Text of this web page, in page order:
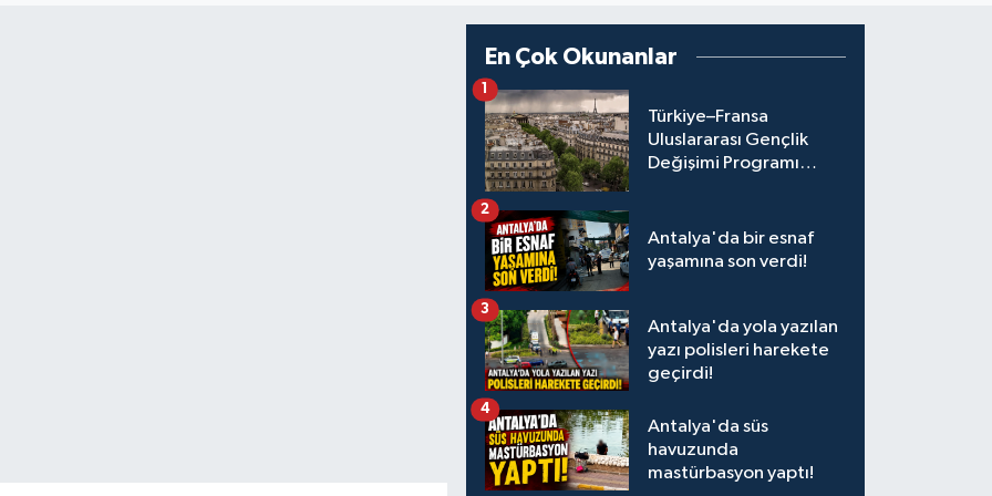
En Çok Okunanlar
Türkiye–Fransa
Uluslararası Gençlik
Değişimi Programı
1
Antalya'da bir esnaf
yaşamına son verdi!
2
Antalya'da yola yazılan
yazı polisleri harekete
geçirdi!
3
Antalya'da süs
havuzunda
mastürbasyon yaptı!
4